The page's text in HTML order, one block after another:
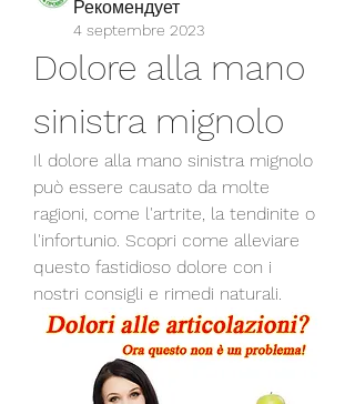
Рекомендует
4 septembre 2023
Dolore alla mano
sinistra mignolo
Il dolore alla mano sinistra mignolo
può essere causato da molte
ragioni, come l'artrite, la tendinite o
l'infortunio. Scopri come alleviare
questo fastidioso dolore con i
nostri consigli e rimedi naturali.